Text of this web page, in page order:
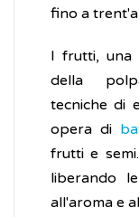
fino a
I frutti, una
della
tecniche di
opera di
frutti e
liberando
all'aroma e